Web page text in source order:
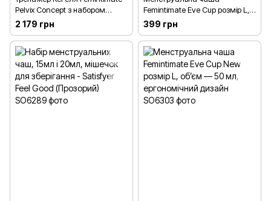
Pelvix Concept з набором
вантажів, анатомічно
правильний
2 179 грн
Femintimate Eve Cup розмір L,
діаметр 3,8 см, для рясних
виділень
399 грн